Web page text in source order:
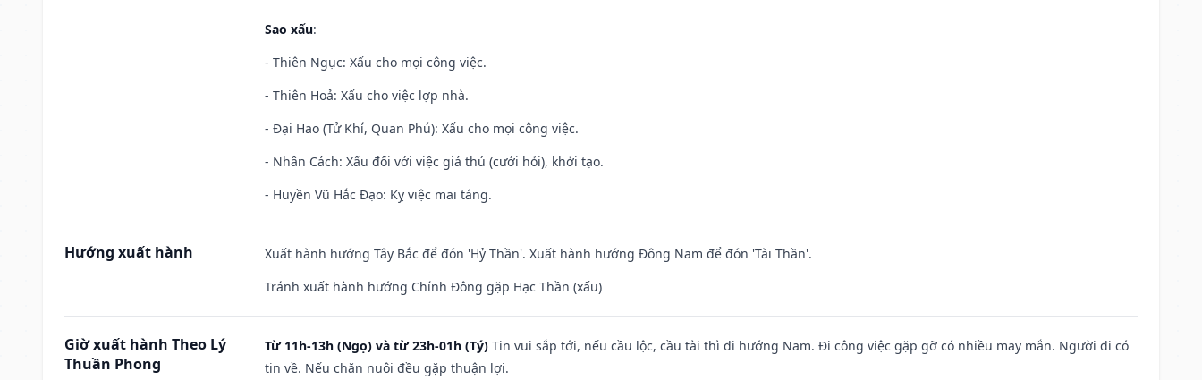
Sao xấu:
- Thiên Ngục: Xấu cho mọi công việc.
- Thiên Hoả: Xấu cho việc lợp nhà.
- Đại Hao (Tử Khí, Quan Phú): Xấu cho mọi công việc.
- Nhân Cách: Xấu đối với việc giá thú (cưới hỏi), khởi tạo.
- Huyền Vũ Hắc Đạo: Kỵ việc mai táng.
Hướng xuất hành
Xuất hành hướng Tây Bắc để đón 'Hỷ Thần'. Xuất hành hướng Đông Nam để đón 'Tài Thần'.
Tránh xuất hành hướng Chính Đông gặp Hạc Thần (xấu)
Giờ xuất hành Theo Lý
Thuần Phong
Từ 11h-13h (Ngọ) và từ 23h-01h (Tý) Tin vui sắp tới, nếu cầu lộc, cầu tài thì đi hướng Nam. Đi công việc gặp gỡ có nhiều may mắn. Người đi có
tin về. Nếu chăn nuôi đều gặp thuận lợi.